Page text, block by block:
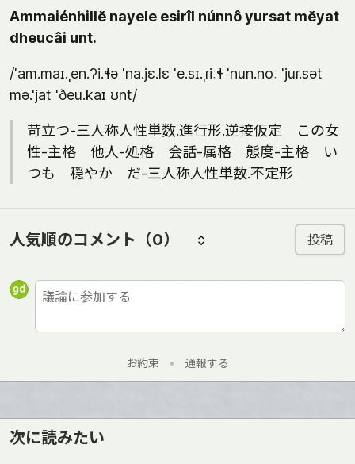
Ammaiénhillĕ nayele esirîl núnnô yursat mĕyat
dheucâi unt.
/'am.maɪ.ˌen.ʔi.ɬə 'na.jɛ.lɛ 'e.sɪ.ˌɾiːɬ 'nun.noː 'juɾ.sət
mə.'jat 'ðeu.kaɪ ʊnt/
苛立つ-三人称人性単数.進行形.逆接仮定 この女
性-主格 他人-処格 会話-属格 態度-主格 い
つも 穏やか だ-三人称人性単数.不定形
人気順のコメント （0） 投稿
お約束 • 通報する
次に読みたい